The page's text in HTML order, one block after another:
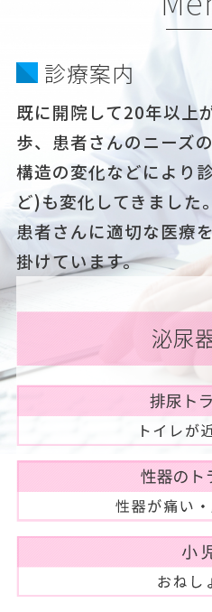
診療案内
既に開院して20年以上
歩、患者さんのニーズ
構造の変化などにより
ど)も変化してきました
患者さんに適切な医療
掛けています。